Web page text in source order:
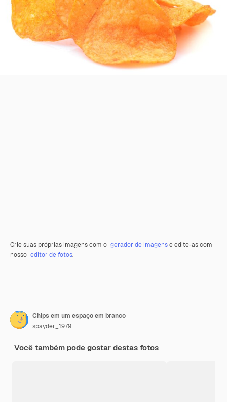
Crie suas próprias imagens com o gerador de imagense edite-as com
nosso editor de fotos.
Chips em um espaço em branco
spayder_1979
Você também pode gostar destas fotos